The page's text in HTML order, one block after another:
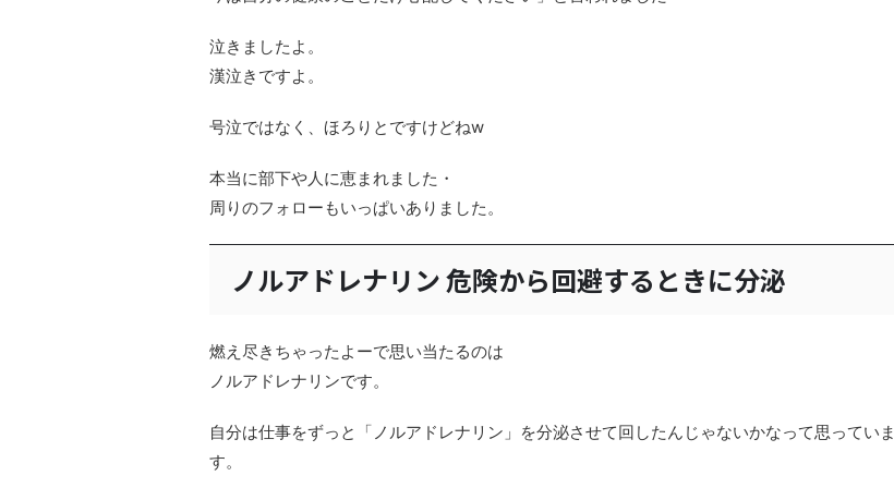
泣きましたよ。
漢泣きですよ。
号泣ではなく、ほろりとですけどねw
本当に部下や人に恵まれました・
周りのフォローもいっぱいありました。
ノルアドレナリン 危険から回避するときに分泌
燃え尽きちゃったよーで思い当たるのは
ノルアドレナリンです。
自分は仕事をずっと「ノルアドレナリン」を分泌させて回したんじゃないかなって思っていま
す。